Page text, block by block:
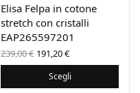
Elisa Felpa in cotone
stretch con cristalli
EAP265597201
239,00€ Il prezzo
originale
era:
239,00 €.
191,20€Il prezzo
attuale
è:
191,20 €.
Scegli